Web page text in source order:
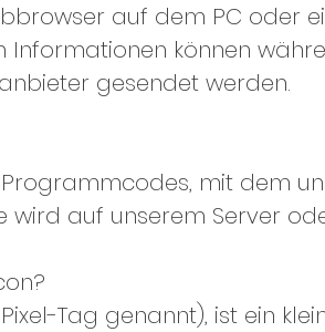
auf dem PC oder
Informationen können
gesendet werden.
Programmcodes, mit dem
wird auf unserem Server
Tag genannt), ist ein